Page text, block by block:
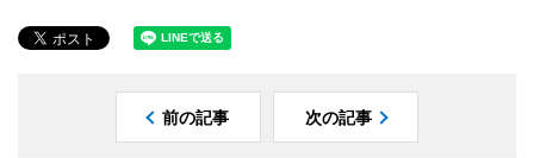
前の記事 次の記事